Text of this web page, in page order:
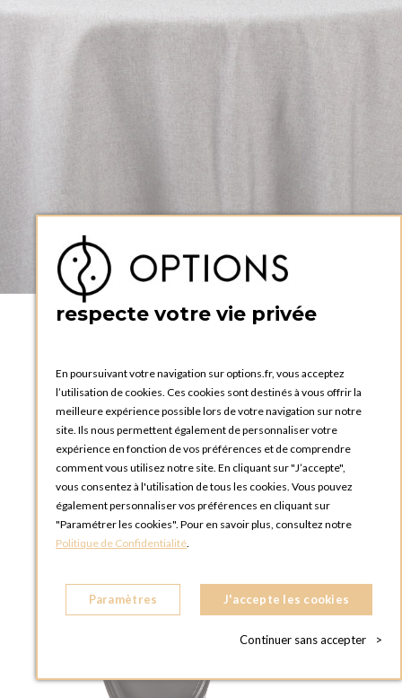
AJOUTER AU PANIER
Nappe Davos 270 x 400 cm
respecte votre vie privée
En poursuivant votre navigation sur options.fr, vous acceptez
l’utilisation de cookies. Ces cookies sont destinés à vous offrir la
meilleure expérience possible lors de votre navigation sur notre
site. Ils nous permettent également de personnaliser votre
expérience en fonction de vos préférences et de comprendre
comment vous utilisez notre site. En cliquant sur "J’accepte",
vous consentez à l'utilisation de tous les cookies. Vous pouvez
également personnaliser vos préférences en cliquant sur
"Paramétrer les cookies". Pour en savoir plus, consultez notre
Politique de Confidentialité.
Paramètres J'accepte les cookies
Continuer sans accepter >